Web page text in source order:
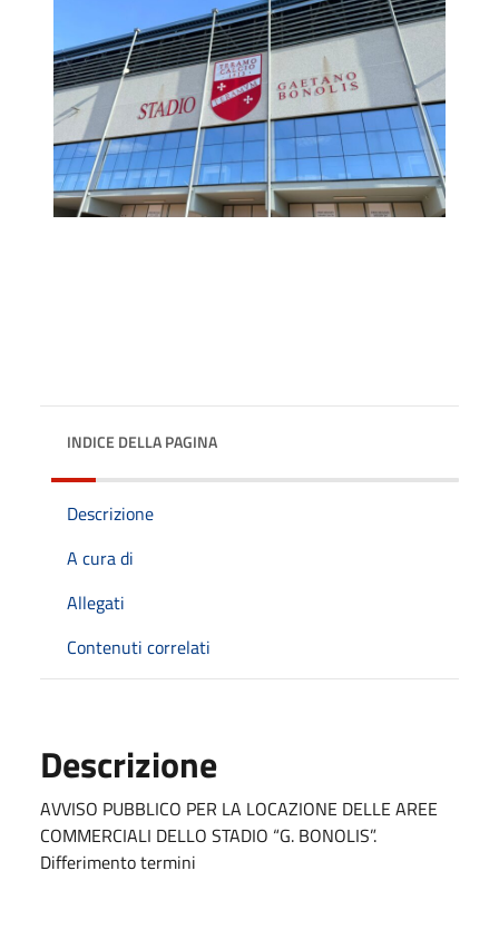
INDICE DELLA PAGINA
Descrizione
A cura di
Allegati
Contenuti correlati
Descrizione
AVVISO PUBBLICO PER LA LOCAZIONE DELLE AREE
COMMERCIALI DELLO STADIO “G. BONOLIS”.
Differimento termini